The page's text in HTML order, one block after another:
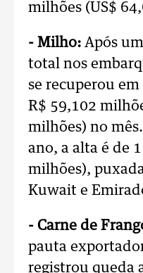
milhões (US$
- Milho: Após
total nos
se recuperou
R$ 59,102
milhões) no
ano, a alta é de
milhões),
Kuwait e
- Carne de
pauta
registrou queda